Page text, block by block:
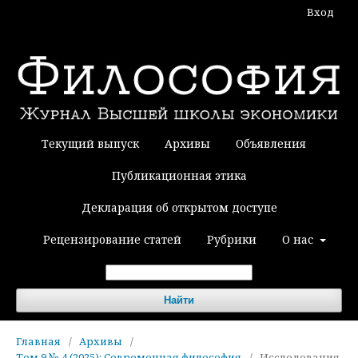
Текущий выпуск Архивы Объявления
Публикационная этика
Декларация об открытом доступе
Рецензирование статей Рубрики О нас
Найти
Вход
Главная / Архивы
/